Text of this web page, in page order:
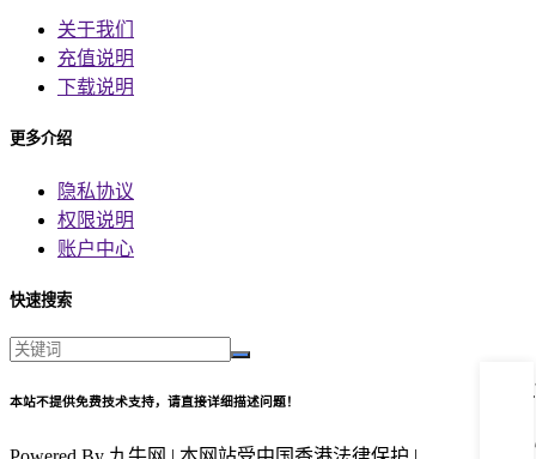
关于我们
充值说明
下载说明
更多介绍
隐私协议
权限说明
账户中心
快速搜索
本站不提供免费技术支持，请直接详细描述问题！